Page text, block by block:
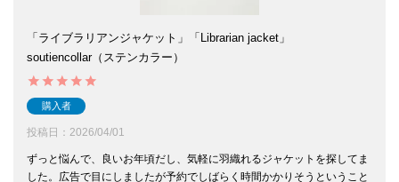
「ライブラリアンジャケット」「Librarian jacket」
soutiencollar（ステンカラー）
購入者
投稿日 2026/04/01
ずっと悩んで、良いお年頃だし、気軽に羽織れるジャケットを探してま
した。広告で目にしましたが予約でしばらく時間かかりそうということ